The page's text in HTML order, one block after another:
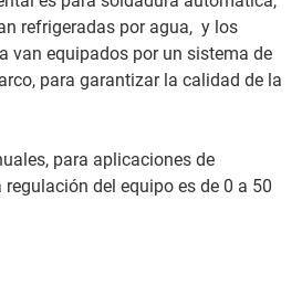
refrigeradas por agua, y los
van equipados por un sistema de
para garantizar la calidad de la
para aplicaciones de
del equipo es de 0 a 50